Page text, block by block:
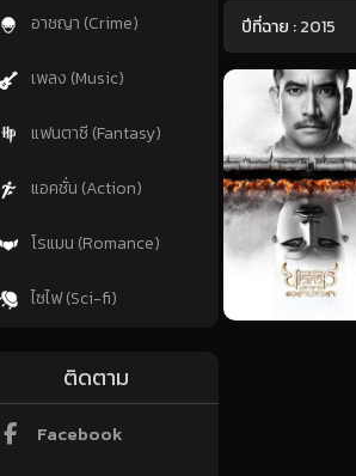
อาชญา (Crime)
เพลง (Music)
แฟนตาซี (Fantasy)
แอคชั่น (Action)
โรแมน (Romance)
ไซไฟ (Sci-fi)
ติดตาม
Facebook
ปีที่ฉาย :2015